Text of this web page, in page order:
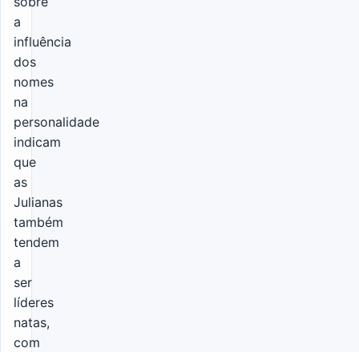
a
influência
dos
nomes
na
personalidade
indicam
que
as
Julianas
também
tendem
a
ser
líderes
natas,
com